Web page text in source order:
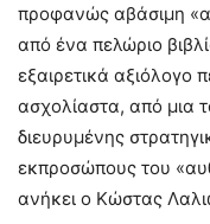
προφανώς αβάσιμη
από ένα πελώριο
εξαιρετικά αξιόλογο
ασχολίαστα, από μια
διευρυμένης
εκπροσώπους του
ανήκει ο Κώστας